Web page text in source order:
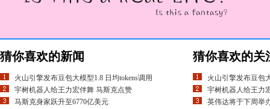
猜你喜欢的新闻
火山引擎发布豆包大模型1.8 日均tokens调用
宇树机器人给王力宏伴舞 马斯克点赞
马斯克身家跃升至6770亿美元
猜你喜欢的关
火山引擎发布豆包
宇树机器人给王力
英伟达将于下周举